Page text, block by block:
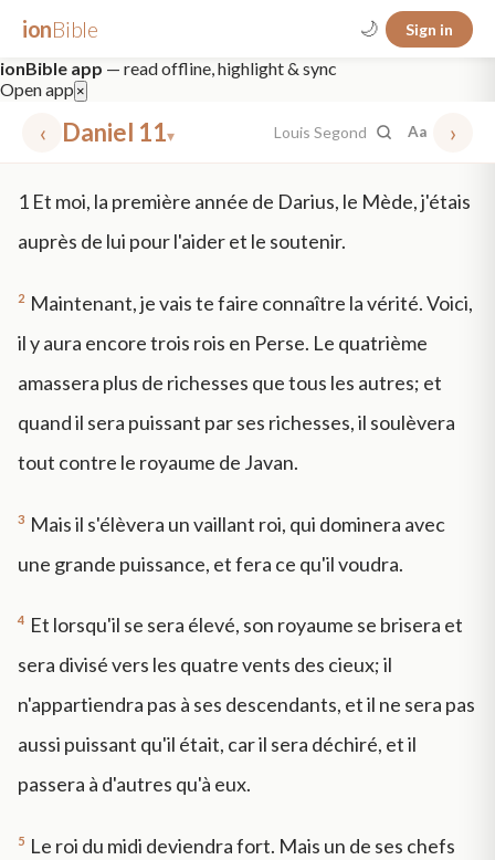
ionBible 🌙 Sign in
ionBible app — read offline, highlight & sync
Open app ×
‹ Daniel 11▾ Louis Segond Aa ›
✕
mt 5 nt faith "peace that passeth"
1 Et moi, la première année de Darius, le Mède, j'étais
auprès de lui pour l'aider et le soutenir.
2 Maintenant, je vais te faire connaître la vérité. Voici,
il y aura encore trois rois en Perse. Le quatrième
amassera plus de richesses que tous les autres; et
quand il sera puissant par ses richesses, il soulèvera
tout contre le royaume de Javan.
3 Mais il s'élèvera un vaillant roi, qui dominera avec
une grande puissance, et fera ce qu'il voudra.
4 Et lorsqu'il se sera élevé, son royaume se brisera et
sera divisé vers les quatre vents des cieux; il
n'appartiendra pas à ses descendants, et il ne sera pas
aussi puissant qu'il était, car il sera déchiré, et il
passera à d'autres qu'à eux.
5 Le roi du midi deviendra fort. Mais un de ses chefs